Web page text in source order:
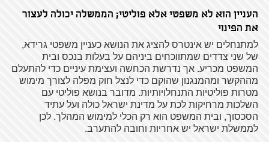
העניין הוא לא משפטי אלא פוליטי; הממשלה יכולה לעצור
את הפינוי
למתנחלים יש אינטרס להציג את הנושא כעניין משפטי גרידא,
של שני צדדים שמתווכחים ביניהם על בעלות בנכס ובית
המשפט מכריע. אך נדרשת הכחשה ועצימת עיניים כדי להתעלם
מההקשר ומהמנגנון שהוקם כדי לנצל חוק מפלה לצורך מימוש
מטרות פוליטיות התנחלויותיות. מדובר בנושא פוליטי עם
השלכות מרחיקות לכת על מדינת ישראל כולה ועל עתיד
הסכסוך, ובית המשפט הוא רק הכלי למימוש המהלך. לכן
לממשלת ישראל יש אחריות וחובה להתערב.